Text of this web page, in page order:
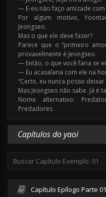
— E-eu não faço amizade
Por algum motivo,
Jeongseo.
Mas o que ele deve fazer?
Parece que o “primeiro
provavelmente é Jeongseo.
— Então, o que você faria se
— Eu acasalaria com ele na
“Certo, eu nunca posso
Mas Jeongseo não sabe. Já é
Nome alternativo:
Predadores
Capítulos do yaoi
Capítulo Epílogo Parte 01